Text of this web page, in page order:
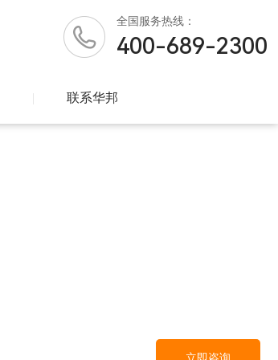
全国 服务热线：
400-689-2300
| 联系华邦